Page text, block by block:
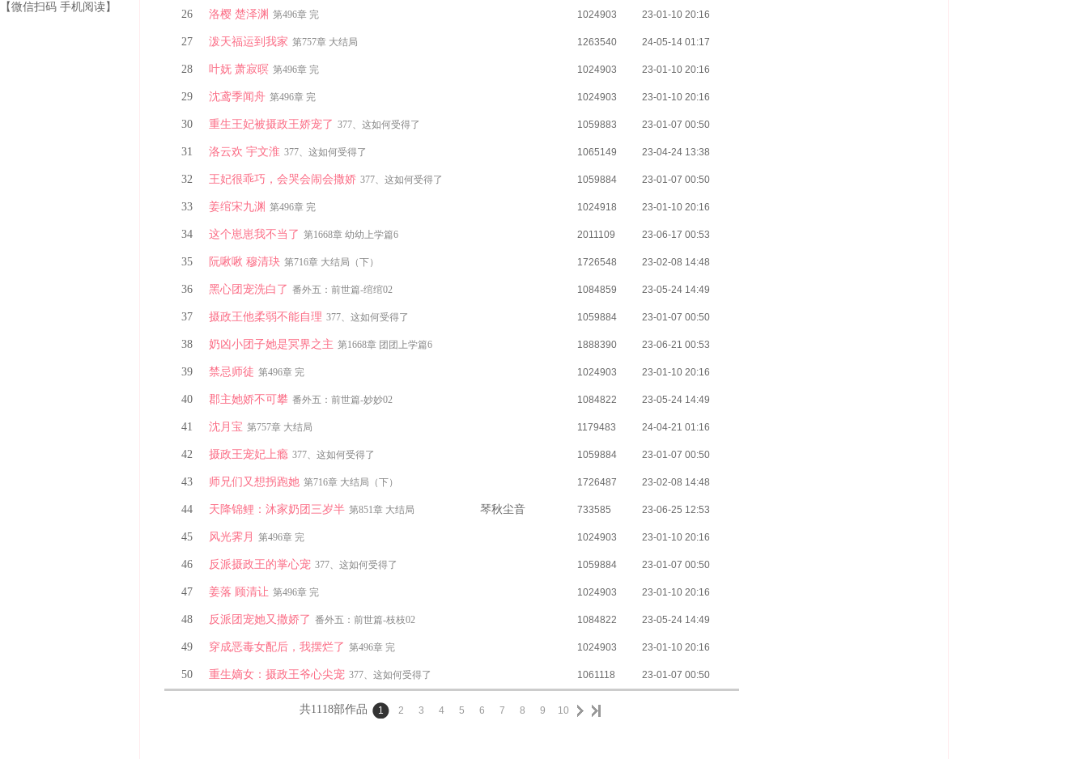
26 洛樱 楚泽渊 第496章 完 1024903 23-01-10 20:16
27 泼天福运到我家 第757章 大结局 1263540 24-05-14 01:17
28 叶妩 萧寂暝 第496章 完 1024903 23-01-10 20:16
29 沈鸢季闻舟 第496章 完 1024903 23-01-10 20:16
30 重生王妃被摄政王娇宠了 377、这如何受得了 1059883 23-01-07 00:50
31 洛云欢 宇文淮 377、这如何受得了 1065149 23-04-24 13:38
32 王妃很乖巧，会哭会闹会撒娇 377、这如何受得了 1059884 23-01-07 00:50
33 姜绾宋九渊 第496章 完 1024918 23-01-10 20:16
34 这个崽崽我不当了 第1668章 幼幼上学篇6 2011109 23-06-17 00:53
35 阮啾啾 穆清玦 第716章 大结局（下） 1726548 23-02-08 14:48
36 黑心团宠洗白了 番外五：前世篇-绾绾02 1084859 23-05-24 14:49
37 摄政王他柔弱不能自理 377、这如何受得了 1059884 23-01-07 00:50
38 奶凶小团子她是冥界之主 第1668章 团团上学篇6 1888390 23-06-21 00:53
39 禁忌师徒 第496章 完 1024903 23-01-10 20:16
40 郡主她娇不可攀 番外五：前世篇-妙妙02 1084822 23-05-24 14:49
41 沈月宝 第757章 大结局 1179483 24-04-21 01:16
42 摄政王宠妃上瘾 377、这如何受得了 1059884 23-01-07 00:50
43 师兄们又想拐跑她 第716章 大结局（下） 1726487 23-02-08 14:48
44 天降锦鲤：沐家奶团三岁半 第851章 大结局 琴秋尘音 733585 23-06-25 12:53
45 风光霁月 第496章 完 1024903 23-01-10 20:16
46 反派摄政王的掌心宠 377、这如何受得了 1059884 23-01-07 00:50
47 姜落 顾清让 第496章 完 1024903 23-01-10 20:16
48 反派团宠她又撒娇了 番外五：前世篇-枝枝02 1084822 23-05-24 14:49
49 穿成恶毒女配后，我摆烂了 第496章 完 1024903 23-01-10 20:16
50 重生嫡女：摄政王爷心尖宠 377、这如何受得了 1061118 23-01-07 00:50
共1118部作品 1 2 3 4 5 6 7 8 9 10
【微信扫码 手机阅读】